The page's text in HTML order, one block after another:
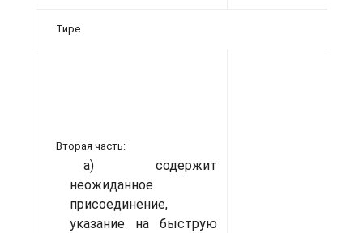
Тире
Вторая часть:
а) содержит
неожиданное
присоединение,
указание на быструю